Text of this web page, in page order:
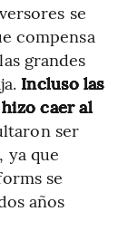
se
compensa
grandes
Incluso las
caer al
ser
ya que
se
años